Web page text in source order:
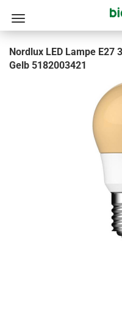
Nordlux LED Lampe E27
Gelb 5182003421